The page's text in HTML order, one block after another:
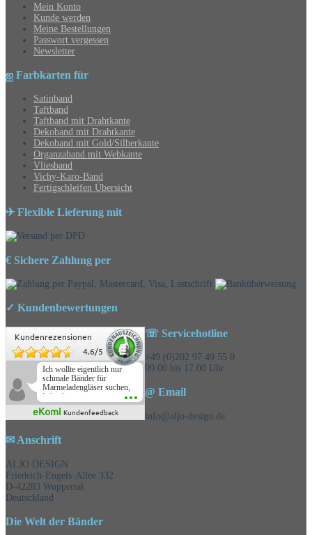
Mein Konto
Kunde werden
Meine Bestellungen
Passwort vergessen
Newsletter
ஐ Farbkarten für
Satinband
Taftband
Taftband mit Drahtkante
Dekoband mit Drahtkante
Dekoband mit Gold/Silberkante
Organzaband mit Webkante
Vliesband
Vichy-Karo-Band
Fertigschleifen Übersicht
✈ Flexible Lieferung mit
€ Sichere Zahlung per
✓ Kundenbewertungen
Kundenrezensionen
4.6/5
Ich wollte eigentlich nur
schmale Bänder für
Marmeladengläser suchen,
habe die
Überraschungsbänder
mitbestellt und war positiv
überrascht, schöne
eKomi Kundenfeedback
☏ Servicehotline
+49 (0)202 97 49 55 0
09.00 bis 17.00 Uhr
@ Email
info@aljo-design.de
✉ Anschrift
ALJO DESIGN
Friedrich-Engels-Allee 332
D-42283 Wuppertal
Deutschland
Die Welt der Bänder